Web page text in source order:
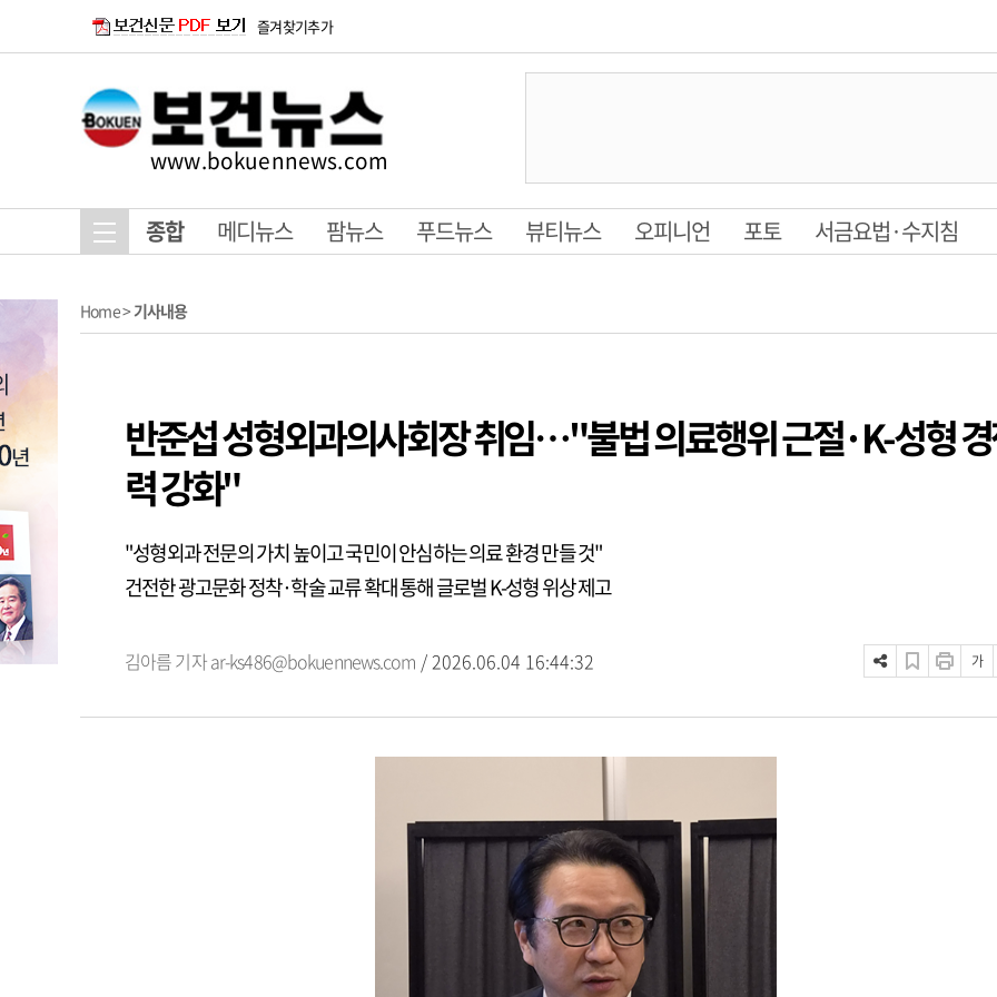
즐겨찾기추가
www.bokuennews.com
종합 메디뉴스 팜뉴스 푸드뉴스 뷰티뉴스 오피니언 포토 서금요법·수지침
Home>기사내용
반준섭 성형외과의사회장 취임…"불법 의료행위 근절·K-성형
력 강화"
"성형외과 전문의 가치 높이고 국민이 안심하는 의료 환경 만들 것"
건전한 광고문화 정착·학술 교류 확대 통해 글로벌 K-성형 위상 제고
김아름 기자ar-ks486@bokuennews.com / 2026.06.04 16:44:32 가